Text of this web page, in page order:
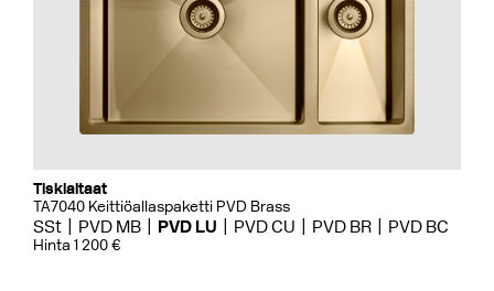
Tiskialtaat
TA7040 Keittiöallaspaketti PVD Brass
SSt PVD MB PVD LU PVD CU PVD BR PVD BC
Hinta 1 200 €